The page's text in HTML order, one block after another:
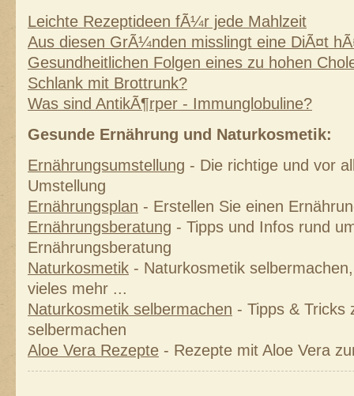
Leichte Rezeptideen fÃ¼r jede Mahlzeit
Aus diesen GrÃ¼nden misslingt eine DiÃ¤t
Gesundheitlichen Folgen eines zu hohen
Schlank mit Brottrunk?
Was sind AntikÃ¶rper - Immunglobuline?
Gesunde Ernährung und Naturkosmetik:
Ernährungsumstellung - Die richtige und vor
Umstellung
Ernährungsplan - Erstellen Sie einen
Ernährungsberatung - Tipps und Infos rund
Ernährungsberatung
Naturkosmetik - Naturkosmetik
vieles mehr ...
Naturkosmetik selbermachen - Tipps & Tricks
selbermachen
Aloe Vera Rezepte - Rezepte mit Aloe Vera